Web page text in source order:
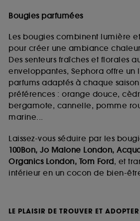
Bougies parfumées
Les bougies combinent lumière
pour créer une ambiance
Des senteurs fraîches et florales
enveloppantes, Sephora offre un
parfums adaptés à chaque
préférences : orange douce,
bergamote, cannelle, pomme
marine...
Laissez-vous séduire par les
100Bon, Jo Malone London,
Organics London, Tom Ford, et
intérieur en un cocon de bien-
LE PLAISIR DE TROUVER ET